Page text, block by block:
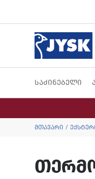
საძინებელი
მთავარი